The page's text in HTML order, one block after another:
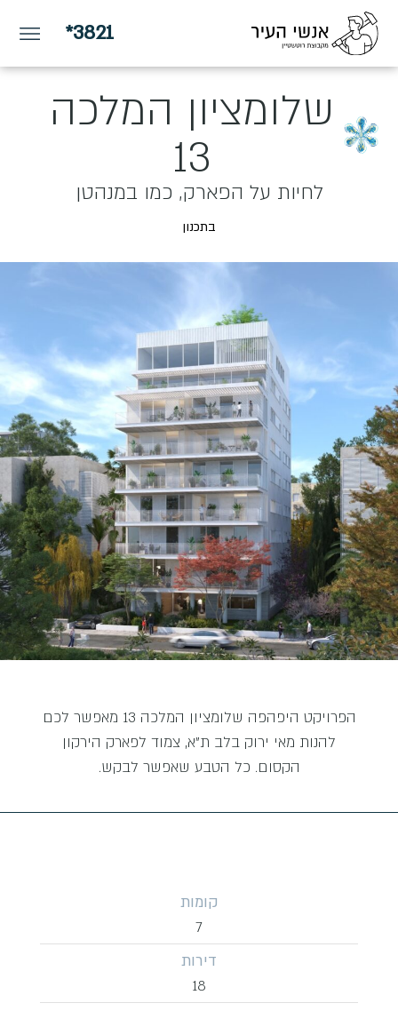
*3821
שלומציון המלכה
13
לחיות על הפארק, כמו במנהטן
בתכנון
הפרויקט היפהפה שלומציון המלכה 13 מאפשר לכם
להנות מאי ירוק בלב ת"א, צמוד לפארק הירקון
הקסום. כל הטבע שאפשר לבקש.
קומות
7
דירות
18